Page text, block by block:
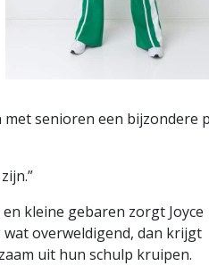
senioren een bijzondere
kleine gebaren zorgt Joyce
overweldigend, dan krijgt
uit hun schulp kruipen.